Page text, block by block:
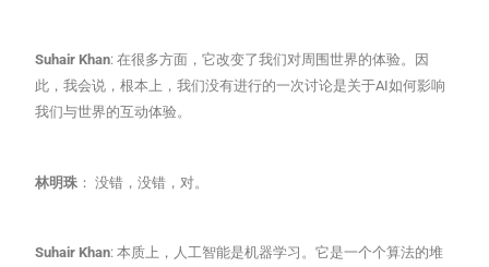
Suhair Khan: 在很多方面，它改变了我们对周围世界的体验。因
此，我会说，根本上，我们没有进行的一次讨论是关于AI如何影响
我们与世界的互动体验。
林明珠 ： 没错，没错，对。
Suhair Khan: 本质上，人工智能是机器学习。它是一个个算法的堆